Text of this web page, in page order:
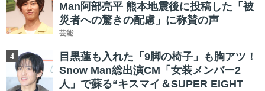
Man阿部亮平 熊本地震後に投稿した「被
災者への驚きの配慮」に称賛の声
芸能
4
目黒蓮も入れた「9脚の椅子」も胸アツ！
Snow Man総出演CM「女装メンバー2
人」で蘇る“キスマイ＆SUPER EIGHT